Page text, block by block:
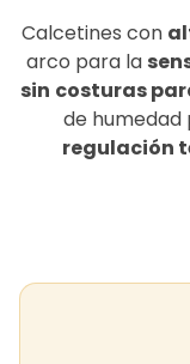
Calcetines con
arco para la
sin costuras
de humedad
regulación